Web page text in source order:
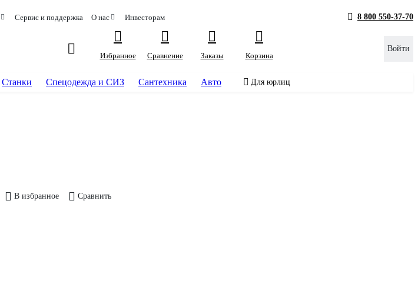
Сервис и поддержка О нас Инвесторам 8 800 550-37-70
Избранное
Сравнение Заказы Корзина
Войти
Станки Спецодежда и СИЗ Сантехника Авто Для юрлиц
В избранное Сравнить